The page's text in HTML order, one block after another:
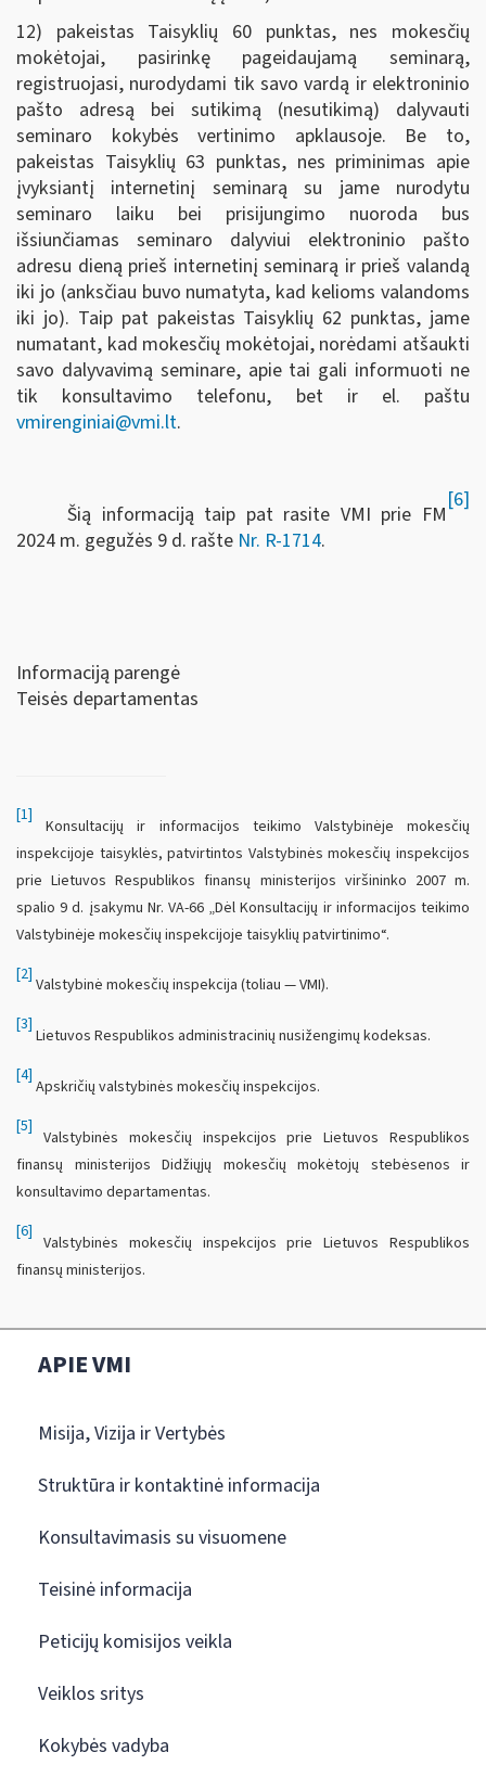
12) pakeistas Taisyklių 60 punktas, nes mokesčių
mokėtojai, pasirinkę pageidaujamą seminarą,
registruojasi, nurodydami tik savo vardą ir elektroninio
pašto adresą bei sutikimą (nesutikimą) dalyvauti
seminaro kokybės vertinimo apklausoje. Be to,
pakeistas Taisyklių 63 punktas, nes priminimas apie
įvyksiantį internetinį seminarą su jame nurodytu
seminaro laiku bei prisijungimo nuoroda bus
išsiunčiamas seminaro dalyviui elektroninio pašto
adresu dieną prieš internetinį seminarą ir prieš valandą
iki jo (anksčiau buvo numatyta, kad kelioms valandoms
iki jo). Taip pat pakeistas Taisyklių 62 punktas, jame
numatant, kad mokesčių mokėtojai, norėdami atšaukti
savo dalyvavimą seminare, apie tai gali informuoti ne
tik konsultavimo telefonu, bet ir el. paštu
vmirenginiai@vmi.lt.
Šią informaciją taip pat rasite VMI prie FM
[6]
2024 m. gegužės 9 d. rašte Nr. R-1714.
Informaciją parengė
Teisės departamentas
[1]
Konsultacijų ir informacijos teikimo Valstybinėje mokesčių
inspekcijoje taisyklės, patvirtintos Valstybinės mokesčių inspekcijos
prie Lietuvos Respublikos finansų ministerijos viršininko 2007 m.
spalio 9 d. įsakymu Nr. VA-66 „Dėl Konsultacijų ir informacijos teikimo
Valstybinėje mokesčių inspekcijoje taisyklių patvirtinimo“.
[2]
Valstybinė mokesčių inspekcija (toliau — VMI).
[3]
Lietuvos Respublikos administracinių nusižengimų kodeksas.
[4]
Apskričių valstybinės mokesčių inspekcijos.
[5]
Valstybinės mokesčių inspekcijos prie Lietuvos Respublikos
finansų ministerijos Didžiųjų mokesčių mokėtojų stebėsenos ir
konsultavimo departamentas.
[6]
Valstybinės mokesčių inspekcijos prie Lietuvos Respublikos
finansų ministerijos.
APIE VMI
Misija, Vizija ir Vertybės
Struktūra ir kontaktinė informacija
Konsultavimasis su visuomene
Teisinė informacija
Peticijų komisijos veikla
Veiklos sritys
Kokybės vadyba